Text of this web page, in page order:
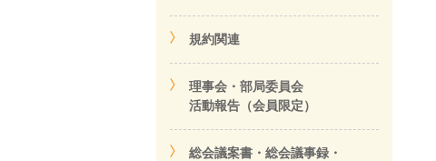
規約関連
理事会・部局委員会
活動報告（会員限定）
総会議案書・総会議事録・